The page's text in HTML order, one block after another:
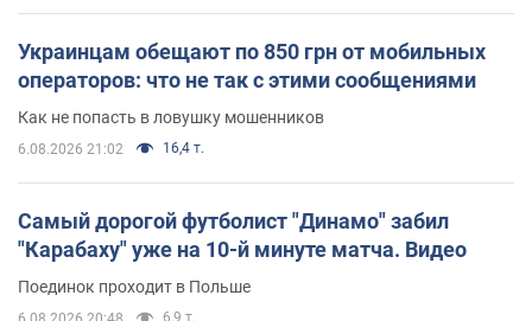
Украинцам обещают по 850 грн от мобильных
операторов: что не так с этими сообщениями
Как не попасть в ловушку мошенников
6.08.2026 21:02 16,4 т.
Самый дорогой футболист "Динамо" забил
"Карабаху" уже на 10-й минуте матча. Видео
Поединок проходит в Польше
6,9 т.